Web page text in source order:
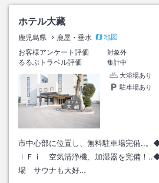
ホテル大藏
鹿児島県 鹿屋・垂水
地図
お客様アンケート評価
対象外
るるぶトラベル評価
集計中
大浴場あり
駐車場あり
市中心部に位置し、無料駐車場完備..。
ｉＦｉ 空気清浄機、加湿器を完備
場 サウナも大好…